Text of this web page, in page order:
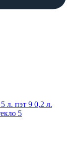
5 л. пэт 9 0,2 л.
5